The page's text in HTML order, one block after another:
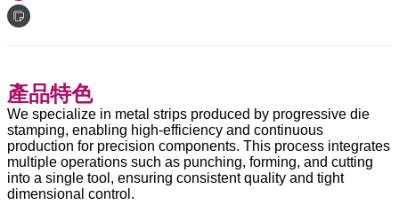
產品特色
We specialize in metal strips produced by progressive die
stamping, enabling high-efficiency and continuous
production for precision components. This process integrates
multiple operations such as punching, forming, and cutting
into a single tool, ensuring consistent quality and tight
dimensional control.